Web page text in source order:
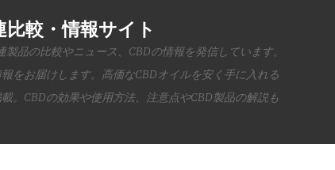
比較・情報サイト
品の比較やニュース、CBDの情報を発信しています。
をお届けします。高価なCBDオイルを安く手に入れる
。CBDの効果や使用方法、注意点やCBD製品の解説も